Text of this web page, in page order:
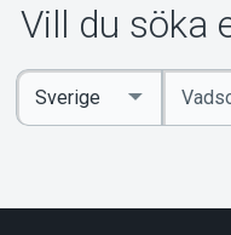
Vill du söka
Ange
sökord
Select
Country